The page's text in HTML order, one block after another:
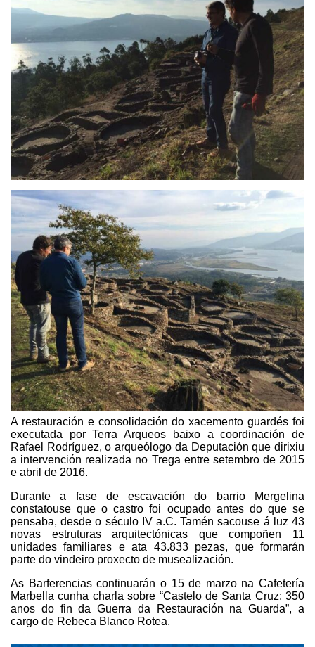
A restauración e consolidación do xacemento guardés foi
executada por Terra Arqueos baixo a coordinación de
Rafael Rodríguez, o arqueólogo da Deputación que dirixiu
a intervención realizada no Trega entre setembro de 2015
e abril de 2016.
Durante a fase de escavación do barrio Mergelina
constatouse que o castro foi ocupado antes do que se
pensaba, desde o século IV a.C. Tamén sacouse á luz 43
novas estruturas arquitectónicas que compoñen 11
unidades familiares e ata 43.833 pezas, que formarán
parte do vindeiro proxecto de musealización.
As Barferencias continuarán o 15 de marzo na Cafetería
Marbella cunha charla sobre “Castelo de Santa Cruz: 350
anos do fin da Guerra da Restauración na Guarda”, a
cargo de Rebeca Blanco Rotea.